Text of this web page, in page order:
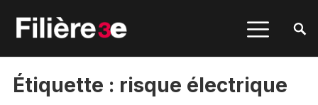
Étiquette : risque électrique